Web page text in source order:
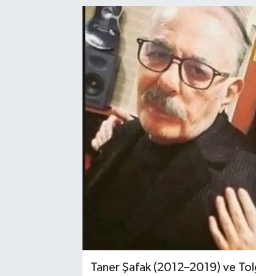
Taner Şafak (2012–2019) ve